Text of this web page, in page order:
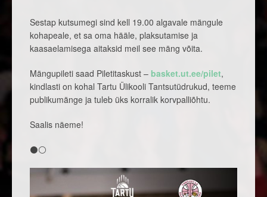
Sestap kutsumegi sind kell 19.00 algavale mängule
kohapeale, et sa oma hääle, plaksutamise ja
kaasaelamisega aitaksid meil see mäng võita.
Mängupileti saad Piletitaskust – basket.ut.ee/pilet,
kindlasti on kohal Tartu Ülikooli Tantsutüdrukud, teeme
publikumänge ja tuleb üks korralik korvpalliõhtu.
Saalis näeme!
⚫⚪